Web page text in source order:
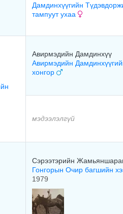
Дамдинхүүгийн
тампуут ухаа
Авирмэдийн Дамдинхүү
Авирмэдийн
хонгор
мэдээлэлгүй
Сэрээтэрийн
Гонгорын Очир багшийн
1979